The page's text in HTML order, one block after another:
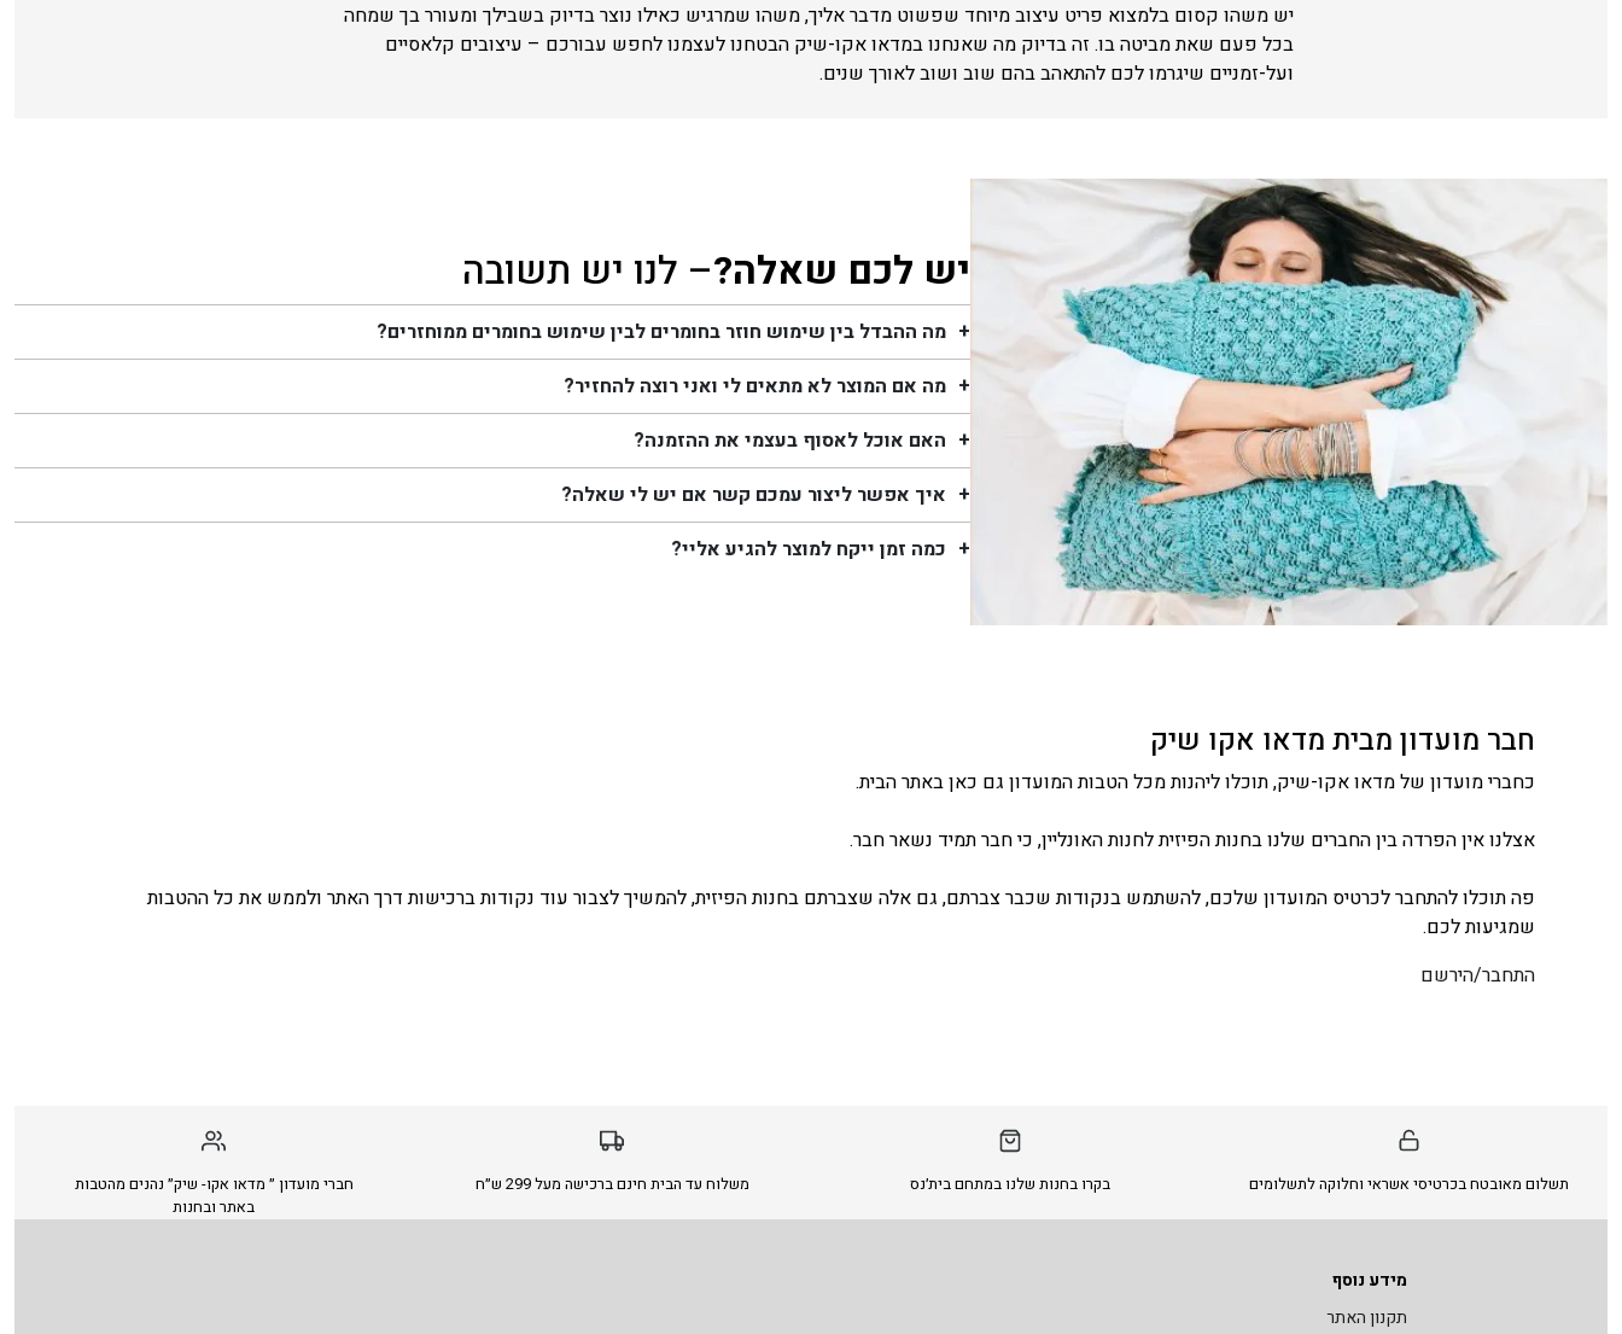
יש משהו קסום בלמצוא פריט עיצוב מיוחד שפשוט מדבר אליך, משהו שמרגיש כאילו נוצר בדיוק בשבילך ומעורר בך שמחה
בכל פעם שאת מביטה בו. זה בדיוק מה שאנחנו במדאו אקו-שיק הבטחנו לעצמנו לחפש עבורכם – עיצובים קלאסיים
ועל-זמניים שיגרמו לכם להתאהב בהם שוב ושוב לאורך שנים.
יש לכם שאלה?– לנו יש תשובה
מה ההבדל בין שימוש חוזר בחומרים לבין שימוש בחומרים ממוחזרים?
מה אם המוצר לא מתאים לי ואני רוצה להחזיר?
האם אוכל לאסוף בעצמי את ההזמנה?
איך אפשר ליצור עמכם קשר אם יש לי שאלה?
כמה זמן ייקח למוצר להגיע אליי?
חבר מועדון מבית מדאו אקו שיק
כחברי מועדון של מדאו אקו-שיק, תוכלו ליהנות מכל הטבות המועדון גם כאן באתר הבית.
אצלנו אין הפרדה בין החברים שלנו בחנות הפיזית לחנות האונליין, כי חבר תמיד נשאר חבר.
פה תוכלו להתחבר לכרטיס המועדון שלכם, להשתמש בנקודות שכבר צברתם, גם אלה שצברתם בחנות הפיזית, להמשיך לצבור עוד נקודות ברכישות דרך האתר ולממש את כל ההטבות
שמגיעות לכם.
התחבר/הירשם
תשלום מאובטח בכרטיסי אשראי וחלוקה לתשלומים בקרו בחנות שלנו במתחם בית׳נס משלוח עד הבית חינם ברכישה מעל 299 ש״ח
חברי מועדון ״ מדאו אקו- שיק״ נהנים מהטבות
באתר ובחנות
מידע נוסף
תקנון האתר